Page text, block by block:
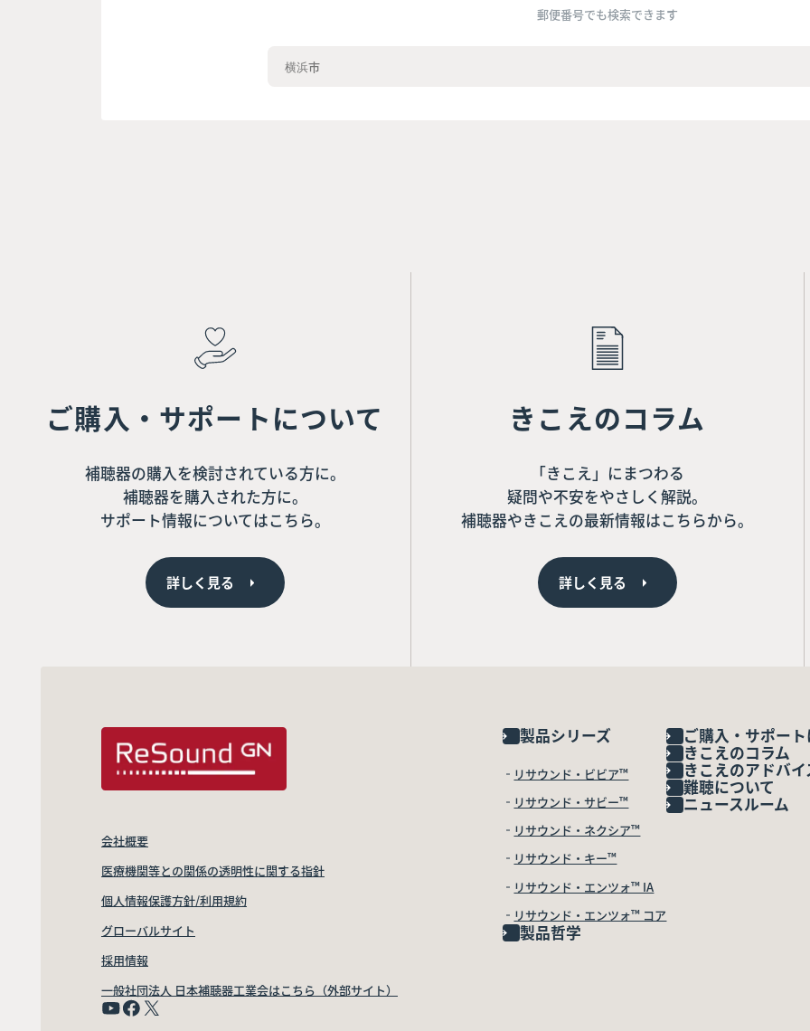
郵便番号でも検索できます
ご購入・サポートについて
補聴器の購入を検討されている方に。
補聴器を購入された方に。
サポート情報についてはこちら。
詳しく見る
きこえのコラム
「きこえ」にまつわる
疑問や不安をやさしく解説。
補聴器やきこえの最新情報はこちらから。
詳しく見る
製品シリーズ
リサウンド・ビビア™
リサウンド・サビー™
リサウンド・ネクシア™
リサウンド・キー™
リサウンド・エンツォ™ IA
リサウンド・エンツォ™ コア
製品哲学
ご購入・サポー
きこえのコラム
きこえのアドバイ
難聴について
ニュースルーム
会社概要
医療機関等との関係の透明性に関する指針
個人情報保護方針/利用規約
グローバルサイト
採用情報
一般社団法人 日本補聴器工業会はこちら（外部サイト）